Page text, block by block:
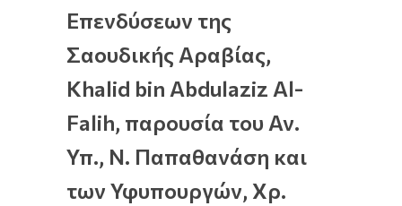
Επενδύσεων της
Σαουδικής Αραβίας,
Khalid bin Abdulaziz Al-
Falih, παρουσία του Αν.
Υπ., Ν. Παπαθανάση και
των Υφυπουργών, Χρ.